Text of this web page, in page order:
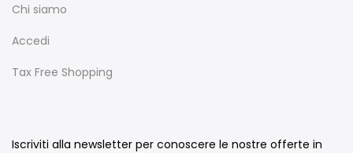
Chi siamo
Accedi
Tax Free Shopping
Iscriviti alla newsletter per conoscere le nostre offerte in